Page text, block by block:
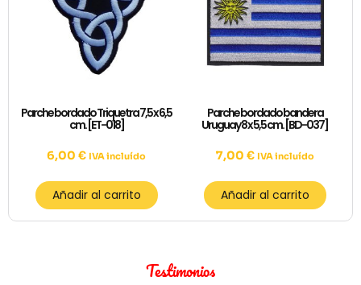
Parche bordado Triquetra 7,5 x 6,5
cm. [ET-018]
6,00 € IVA incluído
Añadir al carrito
Parche bordado bandera
Uruguay 8 x 5,5 cm. [BD-037]
7,00 € IVA incluído
Añadir al carrito
Testimonios